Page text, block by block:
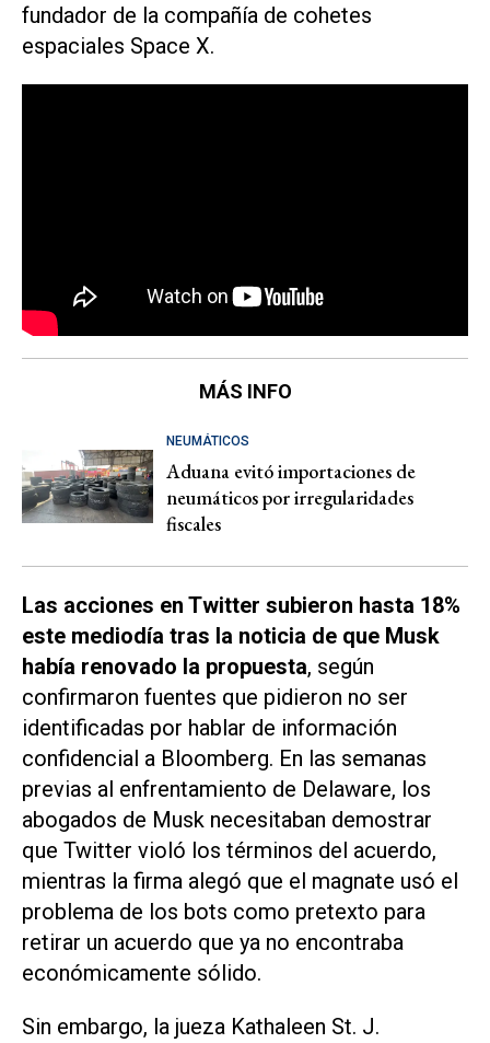
fundador de la compañía de cohetes
espaciales Space X.
MÁS INFO
NEUMÁTICOS
Aduana evitó importaciones de
neumáticos por irregularidades
fiscales
Las acciones en Twitter subieron hasta 18%
este mediodía tras la noticia de que Musk
había renovado la propuesta, según
confirmaron fuentes que pidieron no ser
identificadas por hablar de información
confidencial a Bloomberg. En las semanas
previas al enfrentamiento de Delaware, los
abogados de Musk necesitaban demostrar
que Twitter violó los términos del acuerdo,
mientras la firma alegó que el magnate usó el
problema de los bots como pretexto para
retirar un acuerdo que ya no encontraba
económicamente sólido.
Sin embargo, la jueza Kathaleen St. J.